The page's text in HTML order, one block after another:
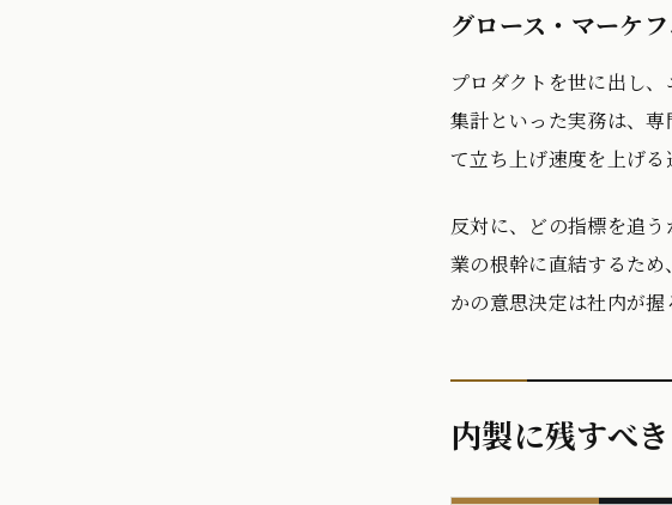
グロース・マーケ
プロダクトを世に出し
集計といった実務は、
て立ち上げ速度を上げる
反対に、どの指標を追
業の根幹に直結するた
かの意思決定は社内が握
内製に残すべ